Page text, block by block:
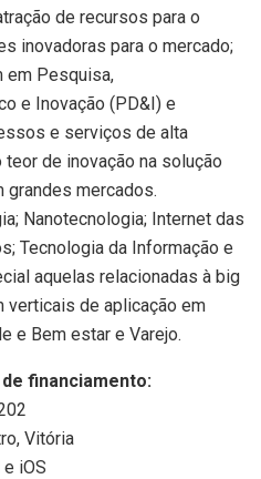
de recursos para o
inovadoras para o mercado;
em Pesquisa,
e Inovação (PD&I) e
e serviços de alta
de inovação na solução
mercados.
Nanotecnologia; Internet das
Tecnologia da Informação e
aquelas relacionadas à big
verticais de aplicação em
e Bem estar e Varejo.
financiamento:
Vitória
iOS